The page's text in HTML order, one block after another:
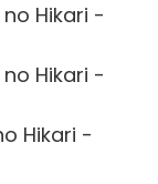
no Hikari -
no Hikari -
Hikari -